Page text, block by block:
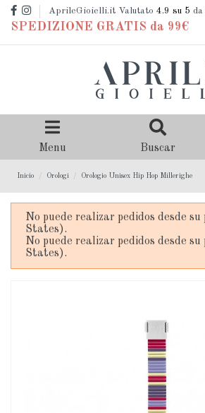
AprileGioielli.it Valutato 4.9 su 5 da
SPEDIZIONE GRATIS da 99€
Menu Buscar
Inicio Orologi Orologio Unisex Hip Hop Millerighe
No puede realizar pedidos desde
States).
No puede realizar pedidos desde
States).